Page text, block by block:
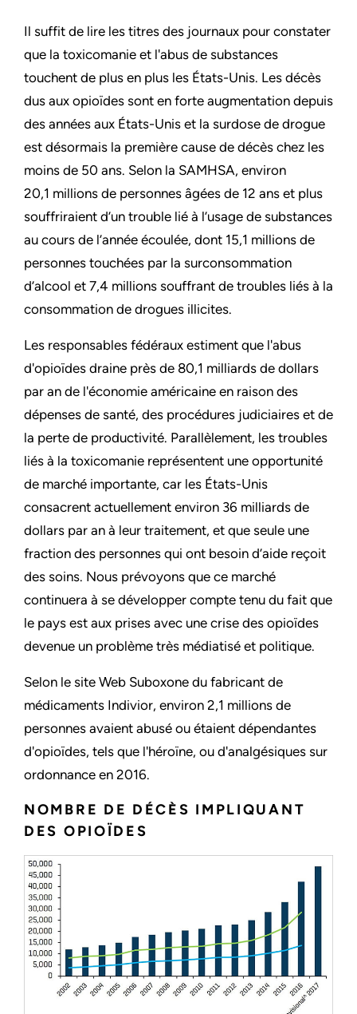
Il suffit de lire les titres des journaux pour constater
que la toxicomanie et l'abus de substances
touchent de plus en plus les États-Unis. Les décès
dus aux opioïdes sont en forte augmentation depuis
des années aux États-Unis et la surdose de drogue
est désormais la première cause de décès chez les
moins de 50 ans. Selon la SAMHSA, environ
20,1 millions de personnes âgées de 12 ans et plus
souffriraient d’un trouble lié à l’usage de substances
au cours de l’année écoulée, dont 15,1 millions de
personnes touchées par la surconsommation
d’alcool et 7,4 millions souffrant de troubles liés à la
consommation de drogues illicites.
Les responsables fédéraux estiment que l'abus
d'opioïdes draine près de 80,1 milliards de dollars
par an de l'économie américaine en raison des
dépenses de santé, des procédures judiciaires et de
la perte de productivité. Parallèlement, les troubles
liés à la toxicomanie représentent une opportunité
de marché importante, car les États-Unis
consacrent actuellement environ 36 milliards de
dollars par an à leur traitement, et que seule une
fraction des personnes qui ont besoin d’aide reçoit
des soins. Nous prévoyons que ce marché
continuera à se développer compte tenu du fait que
le pays est aux prises avec une crise des opioïdes
devenue un problème très médiatisé et politique.
Selon le site Web Suboxone du fabricant de
médicaments Indivior, environ 2,1 millions de
personnes avaient abusé ou étaient dépendantes
d'opioïdes, tels que l'héroïne, ou d'analgésiques sur
ordonnance en 2016.
NOMBRE DE DÉCÈS IMPLIQUANT
DES OPIOÏDES